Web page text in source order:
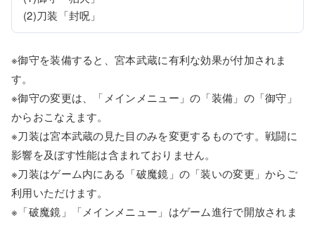
(2)刀装「封呪」
※御守を装備すると、宮本武蔵に有利な効果が付加されま
す。
※御守の変更は、「メインメニュー」の「装備」の「御守」
からおこなえます。
※刀装は宮本武蔵の見た目のみを変更するものです。戦闘に
影響を及ぼす性能は含まれておりません。
※刀装はゲーム内にある「破魔鏡」の「装いの変更」からご
利用いただけます。
※「破魔鏡」「メインメニュー」はゲーム進行で開放されま